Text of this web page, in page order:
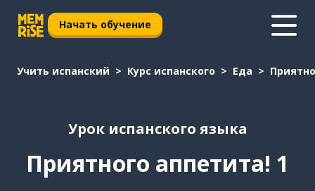
Начать обучение
Учить испанский Курс испанского Еда
Урок испанского языка
Приятного аппетита! 1